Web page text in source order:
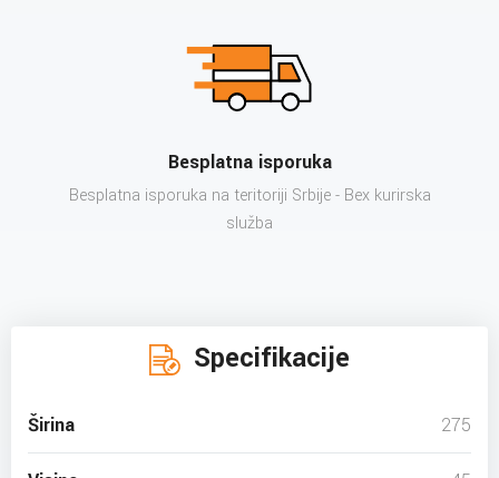
Besplatna isporuka
Besplatna isporuka na teritoriji Srbije - Bex kurirska
služba
Specifikacije
Širina 275